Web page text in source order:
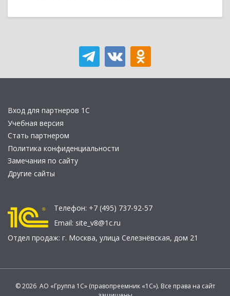
Вход для партнеров 1С
Учебная версия
Стать партнером
Политика конфиденциальности
Замечания по сайту
Другие сайты
Телефон: +7 (495) 737-92-57
Email: site_v8@1c.ru
Отдел продаж: г. Москва, улица Селезнёвская, дом 21
© 2026 АО «Группа 1С» (правопреемник «1С»). Все права на сайт